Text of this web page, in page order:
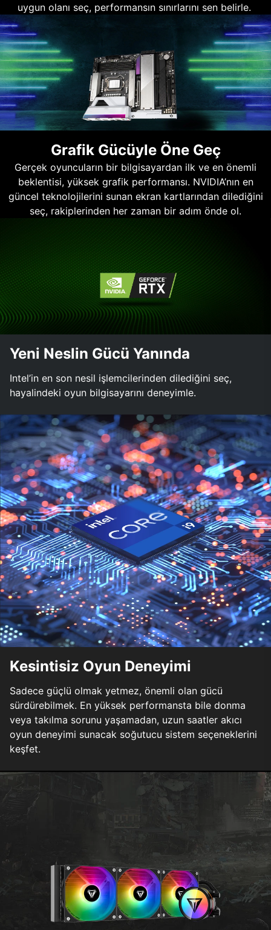
uygun olanı seç, performansın sınırlarını sen belirle.
Grafik Gücüyle Öne Geç
Gerçek oyuncuların bir bilgisayardan ilk ve en önemli
beklentisi, yüksek grafik performansı. NVIDIA’nın en
güncel teknolojilerini sunan ekran kartlarından dilediğini
seç, rakiplerinden her zaman bir adım önde ol.
Yeni Neslin Gücü Yanında
Intel’in en son nesil işlemcilerinden dilediğini seç,
hayalindeki oyun bilgisayarını deneyimle.
Kesintisiz Oyun Deneyimi
Sadece güçlü olmak yetmez, önemli olan gücü
sürdürebilmek. En yüksek performansta bile donma
veya takılma sorunu yaşamadan, uzun saatler akıcı
oyun deneyimi sunacak soğutucu sistem seçeneklerini
keşfet.